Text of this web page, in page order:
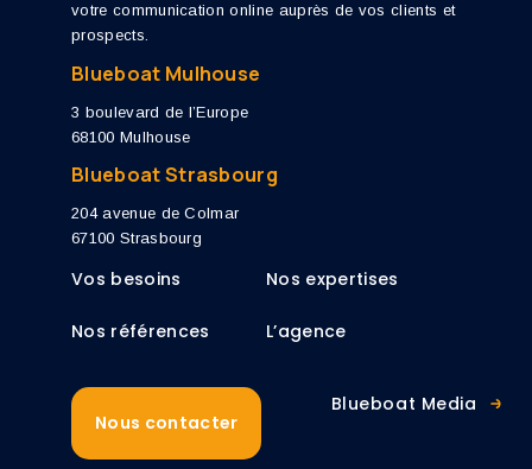
votre communication online auprès de vos clients et
prospects.
Blueboat Mulhouse
3 boulevard de l’Europe
68100 Mulhouse
Blueboat Strasbourg
204 avenue de Colmar
67100 Strasbourg
Vos besoins Nos expertises
Nos références L’agence
Nous contacter
Blueboat Media